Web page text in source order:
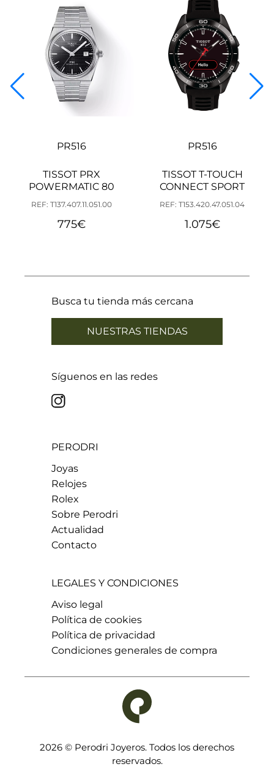
PR516
TISSOT PRX
POWERMATIC 80
REF: T137.407.11.051.00
775€
PR516
TISSOT T-TOUCH
CONNECT SPORT
REF: T153.420.47.051.04
1.075€
Busca tu tienda más cercana
NUESTRAS TIENDAS
Síguenos en las redes
PERODRI
Joyas
Relojes
Rolex
Sobre Perodri
Actualidad
Contacto
LEGALES Y CONDICIONES
Aviso legal
Política de cookies
Política de privacidad
Condiciones generales de compra
2026 © Perodri Joyeros. Todos los derechos
reservados.